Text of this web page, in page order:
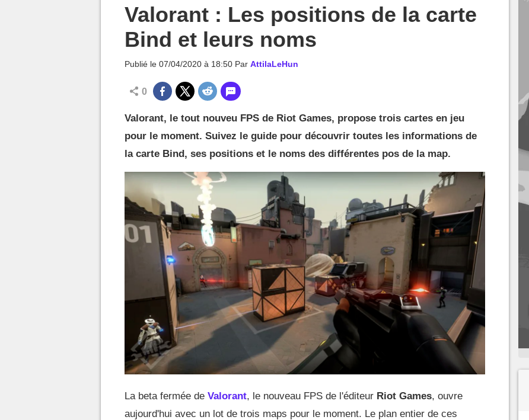
Valorant : Les positions de la carte
Bind et leurs noms
Publié le 07/04/2020 à 18:50 Par AttilaLeHun
0
Valorant, le tout nouveu FPS de Riot Games, propose trois cartes en jeu
pour le moment. Suivez le guide pour découvrir toutes les informations de
la carte Bind, ses positions et le noms des différentes pos de la map.
La beta fermée de Valorant, le nouveau FPS de l'éditeur Riot Games, ouvre
aujourd'hui avec un lot de trois maps pour le moment. Le plan entier de ces